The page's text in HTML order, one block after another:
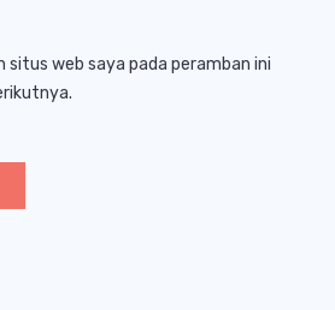
situs web saya pada peramban ini